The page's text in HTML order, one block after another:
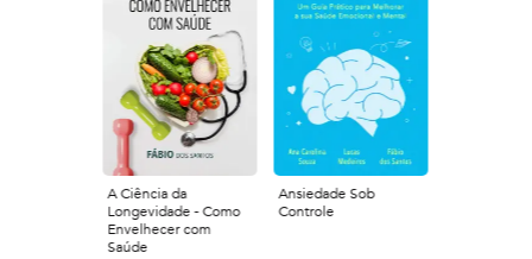
A Ciência da
Longevidade - Como
Envelhecer com
Saúde
Ansiedade Sob
Controle